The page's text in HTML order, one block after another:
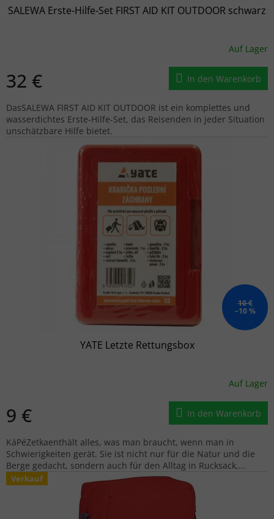
SALEWA Erste-Hilfe-Set FIRST AID KIT OUTDOOR schwarz
Auf Lager
32 € In den Warenkorb
DasSALEWA FIRST AID KIT OUTDOOR ist ein komplettes und
wasserdichtes Erste-Hilfe-Set, das Reisenden in jeder Situation
unschätzbare Hilfe bietet.
10 €
–10 %
YATE Letzte Rettungsbox
Auf Lager
9 € In den Warenkorb
KáPéZetkaenthält alles, was man braucht, wenn man in
Schwierigkeiten gerät. Sie ist nicht nur für die Natur und die
Berge gedacht, sondern auch für den Alltag in Rucksack,...
Verkauf